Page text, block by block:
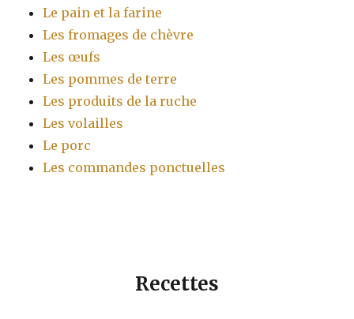
Le pain et la farine
Les fromages de chèvre
Les œufs
Les pommes de terre
Les produits de la ruche
Les volailles
Le porc
Les commandes ponctuelles
Recettes